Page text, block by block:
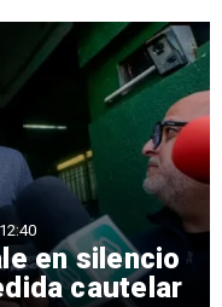
en silencio
cautelar